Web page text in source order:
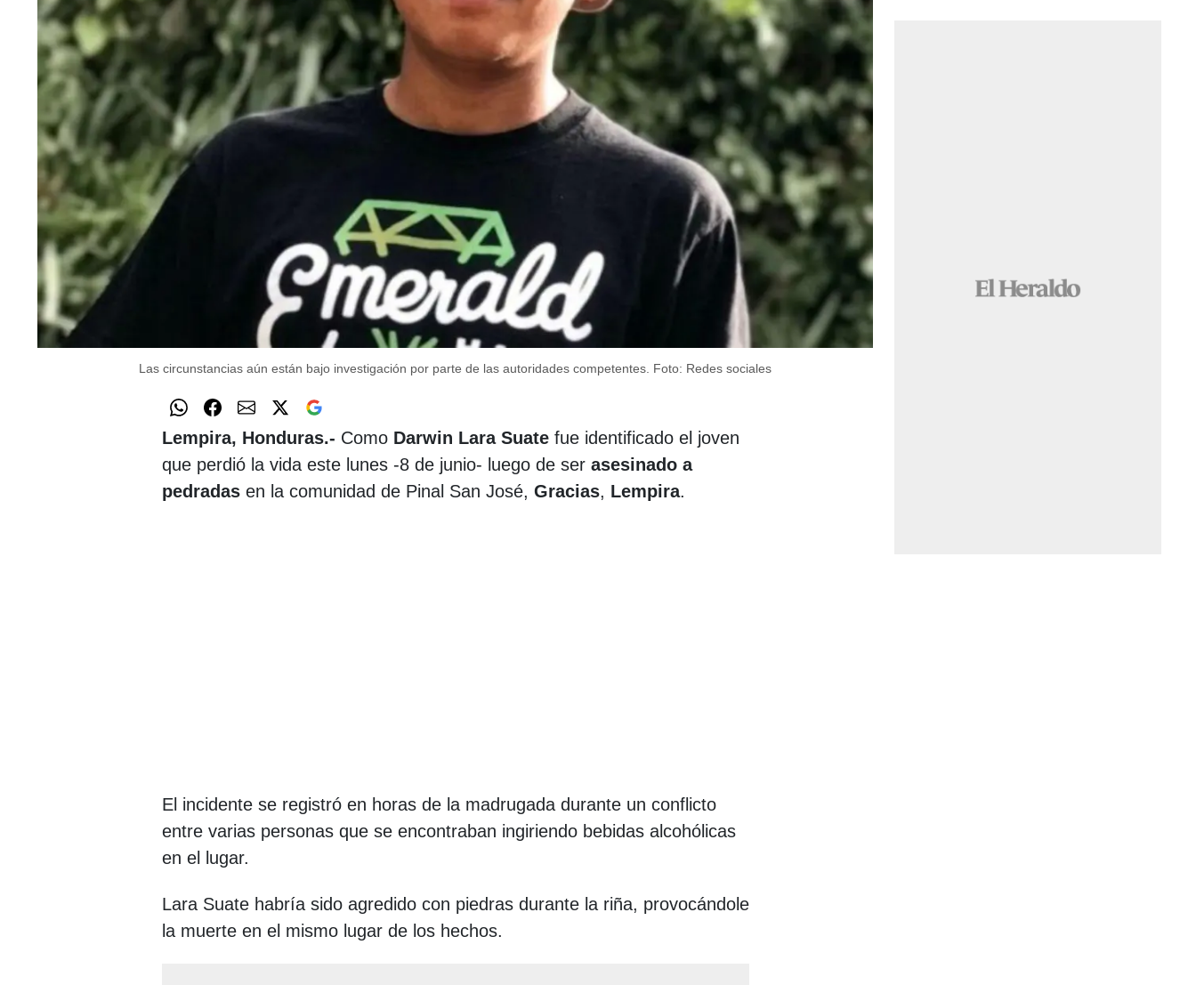
Las circunstancias aún están bajo investigación por parte de las autoridades competentes. Foto: Redes sociales
Lempira, Honduras.- Como Darwin Lara Suatefue identificado el joven
que perdió la vida este lunes -8 de junio- luego de ser asesinado a
pedradas en la comunidad de Pinal San José, Gracias, Lempira.
El incidente se registró en horas de la madrugada durante un conflicto
entre varias personas que se encontraban ingiriendo bebidas alcohólicas
en el lugar.
Lara Suate habría sido agredido con piedras durante la riña, provocándole
la muerte en el mismo lugar de los hechos.